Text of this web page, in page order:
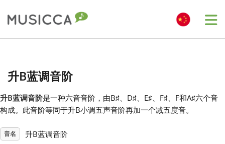
Български
Dansk
升B蓝调音阶
升B蓝调音阶是一种六音音阶，由B♯、D♯、E♯、F♯、F和A♯六个音
构成。此音阶等同于升B小调五声音阶再加一个减五度音。
音名 升B蓝调音阶